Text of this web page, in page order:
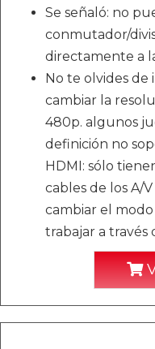
Se señaló: no
conmutador/
directamente a
No te olvides
cambiar la
480p. algunos
definición no
HDMI: sólo
cables de los A/
cambiar el
trabajar a través